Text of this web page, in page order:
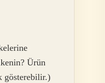
Ürün
gösterebilir.)